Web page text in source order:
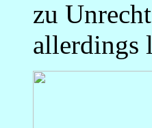
zu
allerdings